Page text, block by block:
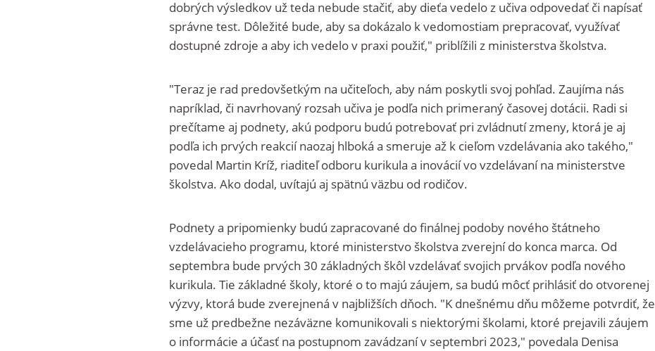
dobrých výsledkov už teda nebude stačiť, aby dieťa vedelo z učiva odpovedať či napísať
správne test. Dôležité bude, aby sa dokázalo k vedomostiam prepracovať, využívať
dostupné zdroje a aby ich vedelo v praxi použiť," priblížili z ministerstva školstva.
"Teraz je rad predovšetkým na učiteľoch, aby nám poskytli svoj pohľad. Zaujíma nás
napríklad, či navrhovaný rozsah učiva je podľa nich primeraný časovej dotácii. Radi si
prečítame aj podnety, akú podporu budú potrebovať pri zvládnutí zmeny, ktorá je aj
podľa ich prvých reakcií naozaj hlboká a smeruje až k cieľom vzdelávania ako takého,"
povedal Martin Kríž, riaditeľ odboru kurikula a inovácií vo vzdelávaní na ministerstve
školstva. Ako dodal, uvítajú aj spätnú väzbu od rodičov.
Podnety a pripomienky budú zapracované do finálnej podoby nového štátneho
vzdelávacieho programu, ktoré ministerstvo školstva zverejní do konca marca. Od
septembra bude prvých 30 základných škôl vzdelávať svojich prvákov podľa nového
kurikula. Tie základné školy, ktoré o to majú záujem, sa budú môcť prihlásiť do otvorenej
výzvy, ktorá bude zverejnená v najbližších dňoch. "K dnešnému dňu môžeme potvrdiť, že
sme už predbežne nezáväzne komunikovali s niektorými školami, ktoré prejavili záujem
o informácie a účasť na postupnom zavádzaní v septembri 2023," povedala Denisa